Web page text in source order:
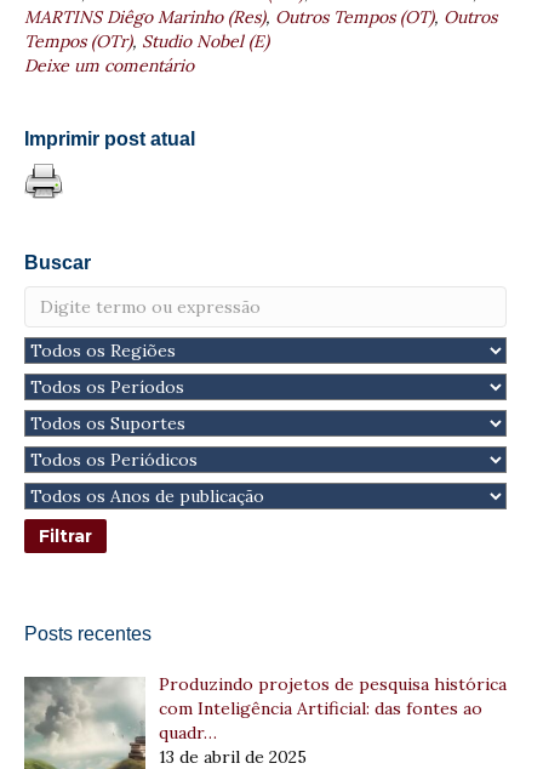
MARTINS Diêgo Marinho (Res), Outros Tempos (OT), Outros
Tempos (OTr), Studio Nobel (E)
Deixe um comentário
Imprimir post atual
Buscar
Posts recentes
Produzindo projetos de pesquisa histórica
com Inteligência Artificial: das fontes ao
quadr…
13 de abril de 2025